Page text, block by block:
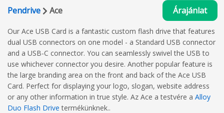
Pendrive Ace Árajánlat
Our Ace USB Card is a fantastic custom flash drive that features
dual USB connectors on one model - a Standard USB connector
and a USB-C connector. You can seamlessly swivel the USB to
use whichever connector you desire. Another popular feature is
the large branding area on the front and back of the Ace USB
Card. Perfect for displaying your logo, slogan, website address
or any other information in true style. Az Ace a testvére a Alloy
Duo Flash Drive termékünknek..